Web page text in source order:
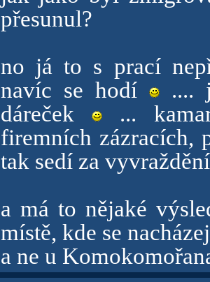
přesunul?
no já to s prací
navíc se hodí
....
dáreček
...
firemních zázracích,
tak sedí za
a má to nějaké
místě, kde se
a ne u